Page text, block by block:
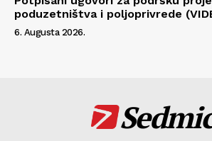
poduzetništva i poljoprivrede
6. Augusta 2026.